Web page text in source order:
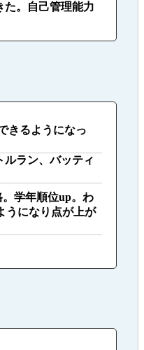
た。自己管理能力
きるようになっ
ルラン、バッティ
。学年順位up。わ
うになり点が上が